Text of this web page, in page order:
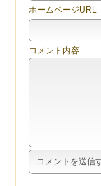
ホームページURL
コメント内容